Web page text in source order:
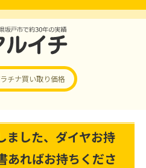
チナ買い取り価格
ました、ダイヤお持
あればお持ちくださ